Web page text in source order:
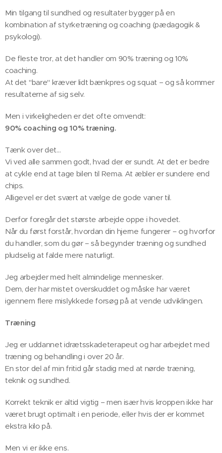
Min tilgang til sundhed og resultater bygger på en
kombination af styrketræning og coaching (pædagogik &
psykologi).
De fleste tror, at det handler om 90% træning og 10%
coaching.
At det "bare" kræver lidt bænkpres og squat – og så kommer
resultaterne af sig selv.
Men i virkeligheden er det ofte omvendt:
90% coaching og 10% træning.
Tænk over det… 🤔
Vi ved alle sammen godt, hvad der er sundt. At det er bedre
at cykle end at tage bilen til Rema. At æbler er sundere end
chips.
Alligevel er det svært at vælge de gode vaner til.
Derfor foregår det største arbejde oppe i hovedet. 🧠
Når du først forstår, hvordan din hjerne fungerer – og hvorfor
du handler, som du gør – så begynder træning og sundhed
pludselig at falde mere naturligt.
Jeg arbejder med helt almindelige mennesker.
Dem, der har mistet overskuddet og måske har været
igennem flere mislykkede forsøg på at vende udviklingen.
Træning
Jeg er uddannet idrætsskadeterapeut og har arbejdet med
træning og behandling i over 20 år.
En stor del af min fritid går stadig med at nørde træning,
teknik og sundhed. 💪
Korrekt teknik er altid vigtig – men især hvis kroppen ikke har
været brugt optimalt i en periode, eller hvis der er kommet
ekstra kilo på.
Men vi er ikke ens.